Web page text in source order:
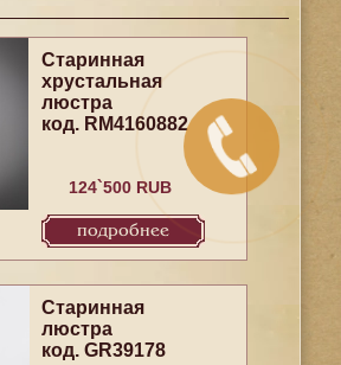
Старинная
хрустальная
люстра
код. RM4160882
124`500 RUB
подробнее
Старинная
люстра
код. GR39178